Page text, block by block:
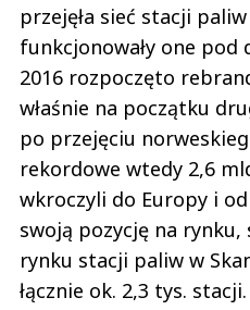
przejęła sieć stacji
funkcjonowały one pod
2016 rozpoczęto
właśnie na początku
po przejęciu
rekordowe wtedy 2,6
wkroczyli do Europy i
swoją pozycję na
rynku stacji paliw w
łącznie ok. 2,3 tys. stacji.